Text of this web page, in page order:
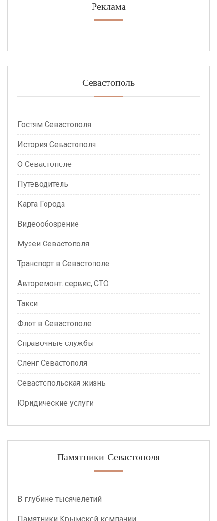
Реклама
Севастополь
Гостям Севастополя
История Севастополя
О Севастополе
Путеводитель
Карта Города
Видеообозрение
Музеи Севастополя
Транспорт в Севастополе
Авторемонт, сервис, СТО
Такси
Флот в Севастополе
Справочные службы
Сленг Севастополя
Севастопольская жизнь
Юридические услуги
Памятники Севастополя
В глубине тысячелетий
Памятники Крымской компании